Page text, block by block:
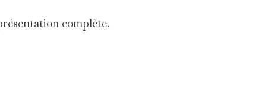
complète.